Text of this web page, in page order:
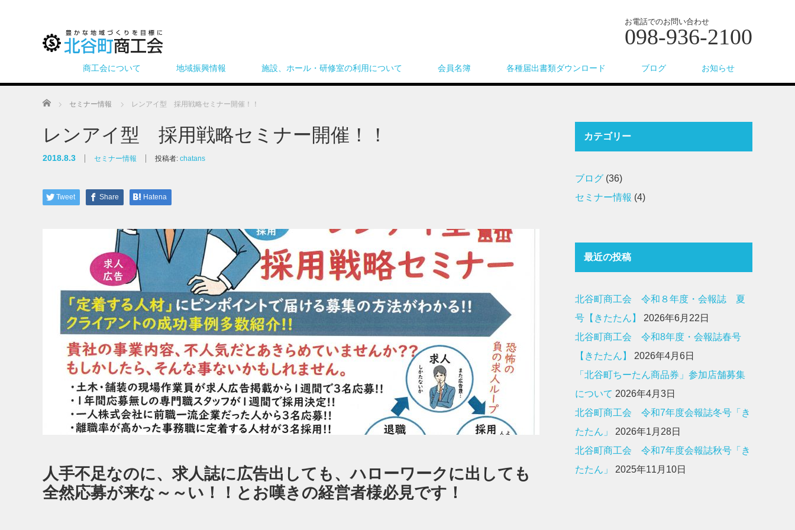
お電話でのお問い合わせ
098-936-2100
商工会について 地域振興情報 施設、ホール・研修室の利用について 会員名簿 各種届出書類ダウンロード ブログ お知らせ
ホーム セミナー情報 レンアイ型 採用戦略セミナー開催！！
レンアイ型 採用戦略セミナー開催！！
2018.8.3 セミナー情報 投稿者: chatans
Tweet Share Hatena
人手不足なのに、求人誌に広告出しても、ハローワークに出しても
全然応募が来な～～い！！とお嘆きの経営者様必見です！
カテゴリー
ブログ (36)
セミナー情報 (4)
最近の投稿
北谷町商工会 令和８年度・会報誌 夏
号【きたたん】
2026年6月22日
北谷町商工会 令和8年度・会報誌春号
【きたたん】
2026年4月6日
「北谷町ちーたん商品券」参加店舗募集
について 2026年4月3日
北谷町商工会 令和7年度会報誌冬号「き
たたん」
2026年1月28日
北谷町商工会 令和7年度会報誌秋号「き
たたん」
2025年11月10日